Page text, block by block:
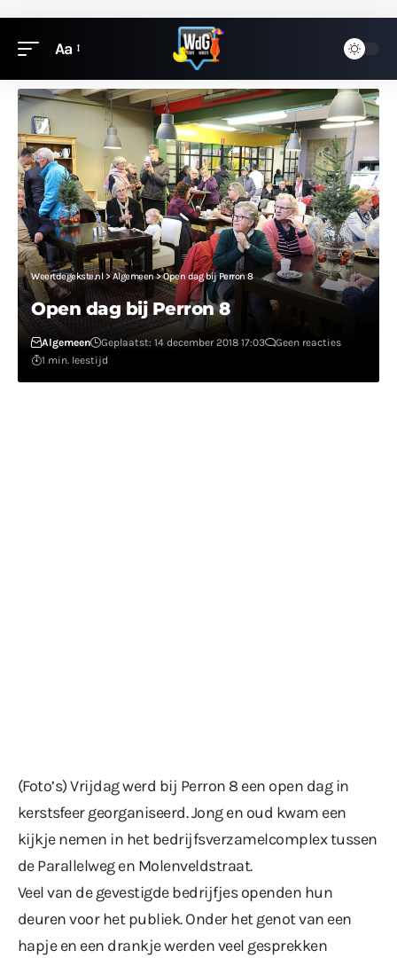
Aa
Weertdegekste.nl>Algemeen>Open dag bij Perron 8
Open dag bij Perron 8
Algemeen Geplaatst: 14 december 2018 17:03
Geen reacties
1 min. leestijd
(Foto’s) Vrijdag werd bij Perron 8 een open dag in
kerstsfeer georganiseerd. Jong en oud kwam een
kijkje nemen in het bedrijfsverzamelcomplex tussen
de Parallelweg en Molenveldstraat.
Veel van de gevestigde bedrijfjes openden hun
deuren voor het publiek. Onder het genot van een
hapje en een drankje werden veel gesprekken